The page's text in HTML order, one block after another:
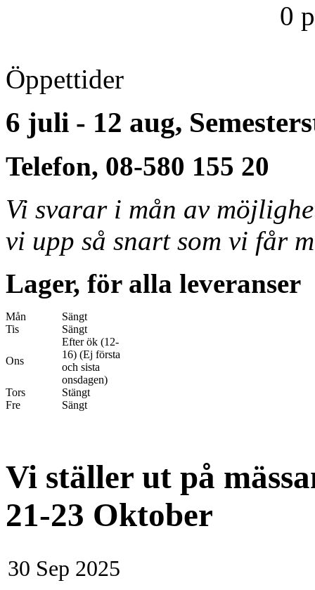
0
Öppettider
6 juli - 12 aug,
Telefon, 08-580 155 20
Vi svarar i mån av
vi upp så snart som vi får
Lager, för alla leveranser
Mån
Sängt
Tis
Sängt
Ons
Efter ök (12-
16) (Ej första
och sista
onsdagen)
Tors
Stängt
Fre
Sängt
Vi ställer ut på
21-23 Oktober
30 Sep 2025